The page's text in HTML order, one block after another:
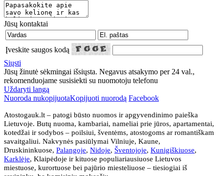
Jūsų kontaktai
Įveskite saugos kodą
Siųsti
Jūsų žinutė sėkmingai išsiųsta. Negavus atsakymo per 24 val.,
rekomenduojame susisiekti su nuomotoju telefonu
Uždaryti langą
Nuoroda nukopijuotaKopijuoti nuorodą Facebook
Atostogauk.lt – patogi būsto nuomos ir apgyvendinimo paieška
Lietuvoje. Butų nuoma, kambariai, nameliai prie jūros, apartamentai,
kotedžai ir sodybos – poilsiui, šventėms, atostogoms ar romantiškam
savaitgaliui. Nakvynės pasiūlymai Vilniuje, Kaune,
Druskininkuose, Palangoje, Nidoje, Šventojoje, Kunigiškiuose,
Karklėje, Klaipėdoje ir kituose populiariausiuose Lietuvos
miestuose, kurortuose bei pajūrio miesteliuose – tiesiogiai iš